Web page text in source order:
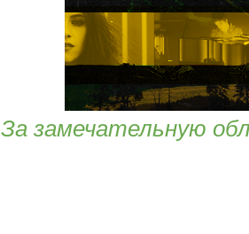
За замечательную